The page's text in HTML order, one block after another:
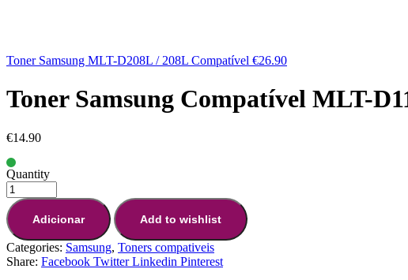
Toner Samsung MLT-D208L / 208L Compatível €26.90
Toner Samsung Compatível MLT-
€14.90
Quantity
Adicionar Add to wishlist
Categories: Samsung, Toners compativeis
Share: Facebook Twitter Linkedin Pinterest